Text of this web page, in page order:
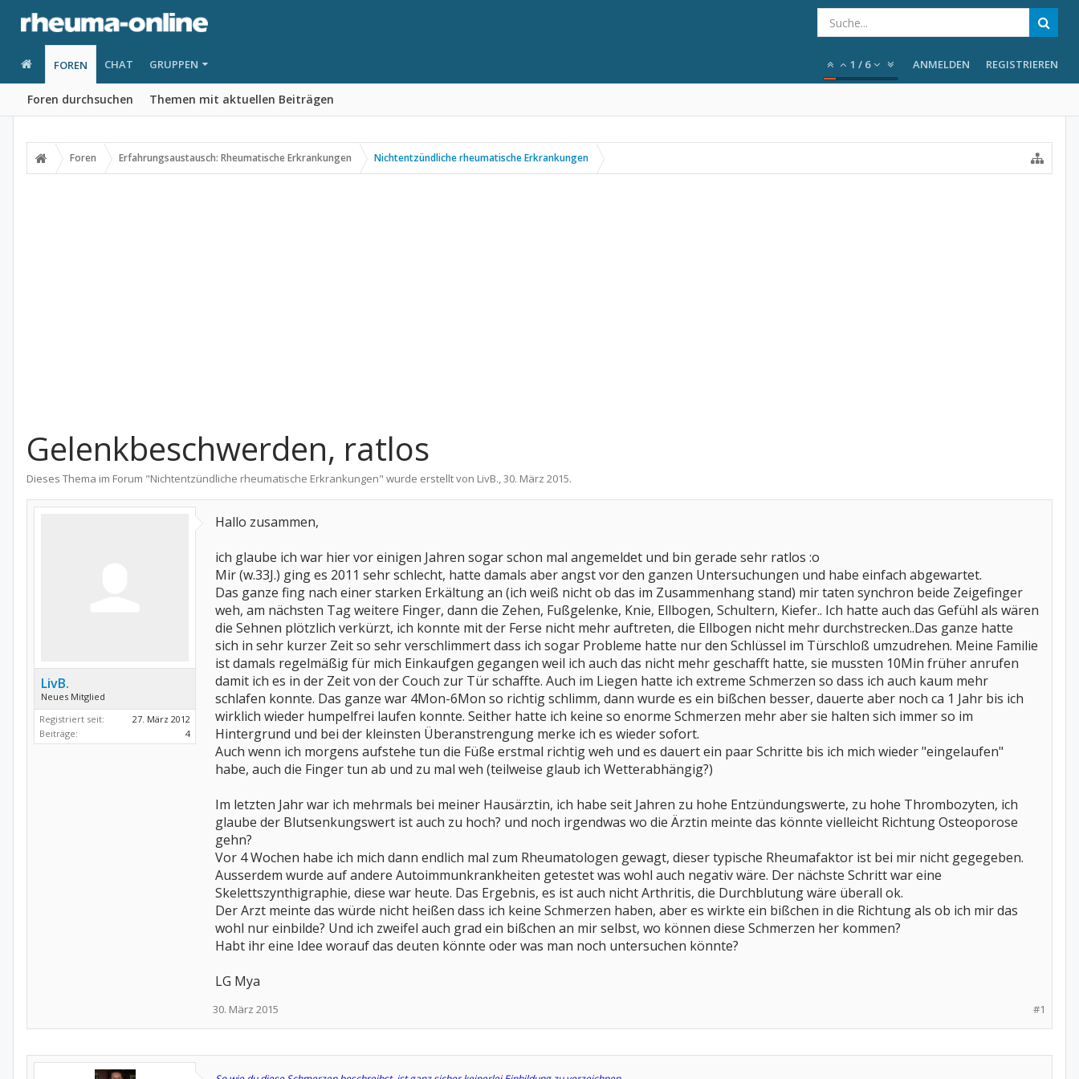
FOREN
Foren durchsuchen Themen mit aktuellen Beiträgen
CHAT GRUPPEN 1 / 6 ANMELDEN REGISTRIEREN
Foren Erfahrungsaustausch: Rheumatische Erkrankungen Nichtentzündliche rheumatische Erkrankungen
Gelenkbeschwerden, ratlos
Dieses Thema im Forum "Nichtentzündliche rheumatische Erkrankungen" wurde erstellt von LivB.,30. März 2015.
LivB.
Neues Mitglied
Registriert seit:
27. März 2012
Beiträge:
4
Hallo zusammen,
ich glaube ich war hier vor einigen Jahren sogar schon mal angemeldet und bin gerade sehr ratlos :o
Mir (w.33J.) ging es 2011 sehr schlecht, hatte damals aber angst vor den ganzen Untersuchungen und habe einfach abgewartet.
Das ganze fing nach einer starken Erkältung an (ich weiß nicht ob das im Zusammenhang stand) mir taten synchron beide Zeigefinger
weh, am nächsten Tag weitere Finger, dann die Zehen, Fußgelenke, Knie, Ellbogen, Schultern, Kiefer.. Ich hatte auch das Gefühl als wären
die Sehnen plötzlich verkürzt, ich konnte mit der Ferse nicht mehr auftreten, die Ellbogen nicht mehr durchstrecken..Das ganze hatte
sich in sehr kurzer Zeit so sehr verschlimmert dass ich sogar Probleme hatte nur den Schlüssel im Türschloß umzudrehen. Meine Familie
ist damals regelmäßig für mich Einkaufgen gegangen weil ich auch das nicht mehr geschafft hatte, sie mussten 10Min früher anrufen
damit ich es in der Zeit von der Couch zur Tür schaffte. Auch im Liegen hatte ich extreme Schmerzen so dass ich auch kaum mehr
schlafen konnte. Das ganze war 4Mon-6Mon so richtig schlimm, dann wurde es ein bißchen besser, dauerte aber noch ca 1 Jahr bis ich
wirklich wieder humpelfrei laufen konnte. Seither hatte ich keine so enorme Schmerzen mehr aber sie halten sich immer so im
Hintergrund und bei der kleinsten Überanstrengung merke ich es wieder sofort.
Auch wenn ich morgens aufstehe tun die Füße erstmal richtig weh und es dauert ein paar Schritte bis ich mich wieder "eingelaufen"
habe, auch die Finger tun ab und zu mal weh (teilweise glaub ich Wetterabhängig?)
Im letzten Jahr war ich mehrmals bei meiner Hausärztin, ich habe seit Jahren zu hohe Entzündungswerte, zu hohe Thrombozyten, ich
glaube der Blutsenkungswert ist auch zu hoch? und noch irgendwas wo die Ärztin meinte das könnte vielleicht Richtung Osteoporose
gehn?
Vor 4 Wochen habe ich mich dann endlich mal zum Rheumatologen gewagt, dieser typische Rheumafaktor ist bei mir nicht gegegeben.
Ausserdem wurde auf andere Autoimmunkrankheiten getestet was wohl auch negativ wäre. Der nächste Schritt war eine
Skelettszynthigraphie, diese war heute. Das Ergebnis, es ist auch nicht Arthritis, die Durchblutung wäre überall ok.
Der Arzt meinte das würde nicht heißen dass ich keine Schmerzen haben, aber es wirkte ein bißchen in die Richtung als ob ich mir das
wohl nur einbilde? Und ich zweifel auch grad ein bißchen an mir selbst, wo können diese Schmerzen her kommen?
Habt ihr eine Idee worauf das deuten könnte oder was man noch untersuchen könnte?
LG Mya
#1
30. März 2015